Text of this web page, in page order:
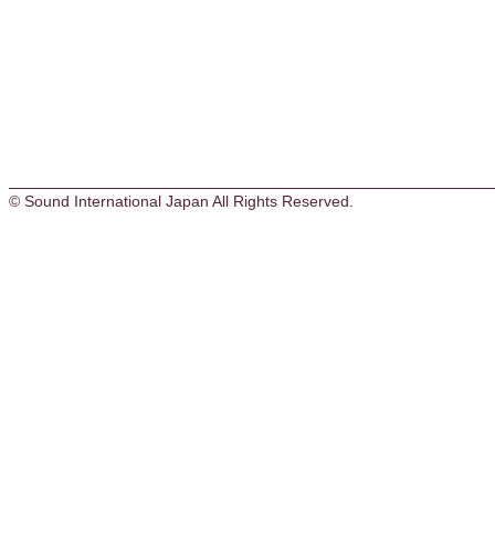
© Sound International Japan All Rights Reserved.